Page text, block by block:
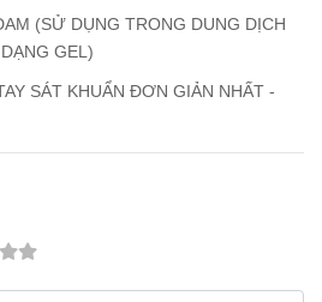
(SỬ DỤNG TRONG DUNG DỊCH
GEL)
SÁT KHUẨN ĐƠN GIẢN NHẤT -